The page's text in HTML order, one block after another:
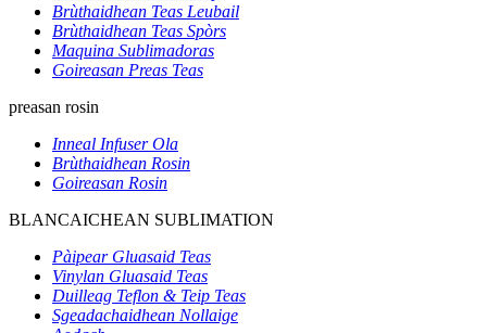
Brùthaidhean Teas Leubail
Brùthaidhean Teas Spòrs
Maquina Sublimadoras
Goireasan Preas Teas
preasan rosin
Inneal Infuser Ola
Brùthaidhean Rosin
Goireasan Rosin
BLANCAICHEAN SUBLIMATION
Pàipear Gluasaid Teas
Vinylan Gluasaid Teas
Duilleag Teflon & Teip Teas
Sgeadachaidhean Nollaige